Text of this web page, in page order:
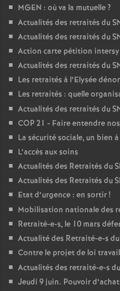
MGEN : où va la mutuelle?
Actualités des retraités du
Actualités des retraités du
Action carte pétition
Actualités des retraités du
Les retraités à l’Elysée
Les retraités : quelle
Actualités des retraités du
COP21 - Faire entendre
La sécurité sociale, un bien
L’accès aux soins
Actualités des Retraités du
Actualités des Retraités du
Etat d’urgence : en sortir!
Mobilisation nationale des
Retraité-e-s, le 10 mars
Actualité des Retraité-e-s du
Contre le projet de loi travail
Actualités des retraité-e-s du
Jeudi 9 juin. Pouvoir